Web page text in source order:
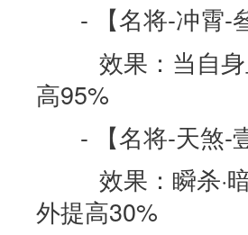
- 【名将-冲霄-
效果：当自身
高95%
- 【名将-天煞-
效果：瞬杀·
外提高30%